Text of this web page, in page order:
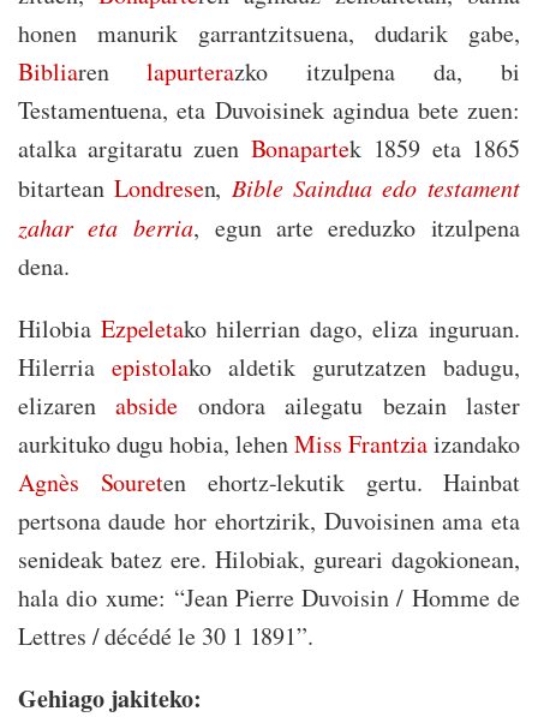
honen manurik garrantzitsuena, dudarik gabe,
Bibliarenlapurterazko itzulpena da, bi
Testamentuena, eta Duvoisinek agindua bete zuen:
atalka argitaratu zuen Bonapartek 1859 eta 1865
bitartean Londresen, Bible Saindua edo testament
zahar eta berria, egun arte ereduzko itzulpena
dena.
Hilobia Ezpeletako hilerrian dago, eliza inguruan.
Hilerriaepistolako aldetik gurutzatzen badugu,
elizarenabside ondora ailegatu bezain laster
aurkituko dugu hobia, lehenMiss Frantziaizandako
Agnès Soureten ehortz-lekutik gertu. Hainbat
pertsona daude hor ehortzirik, Duvoisinen ama eta
senideak batez ere. Hilobiak, gureari dagokionean,
hala dio xume: “Jean Pierre Duvoisin / Homme de
Lettres / décédé le 30 1 1891”.
Gehiago jakiteko: